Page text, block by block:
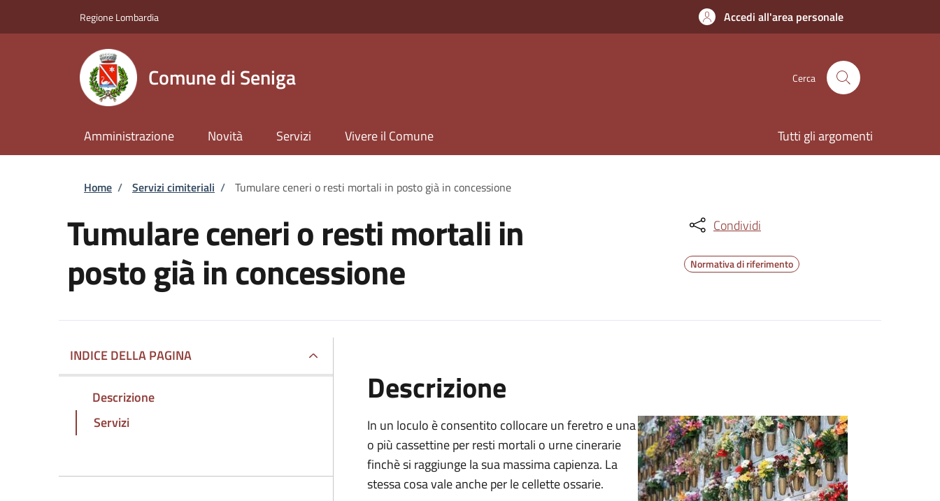
Regione Lombardia Accedi all'area personale
Comune di Seniga Cerca
Amministrazione Novità Servizi Vivere il Comune Tutti gli argomenti
Briciole di pane
Home / Servizi cimiteriali / Tumulare ceneri o resti mortali in posto già in concessione
Tumulare ceneri o resti mortali in
posto già in concessione
Condividi
Normativa di riferimento
INDICE DELLA PAGINA
Descrizione
Servizi
Descrizione
In un loculo è consentito collocare un feretro e una
o più cassettine per resti mortali o urne cinerarie
finchè si raggiunge la sua massima capienza. La
stessa cosa vale anche per le cellette ossarie.